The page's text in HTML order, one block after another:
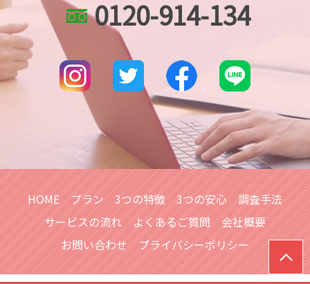
身辺調査 個人情報
婚前調査 目的
人探し 必要な情報
家出調査 人探し
人探し
復縁工作
探偵 人探し どこまで
人探し どこまで
さいたま新都心 浮気不倫調査
埼玉県 各種調査
川越 人探し
大宮公園 人探し
越谷市 浮気不倫調査
さいたま市 身辺調査
さいたま市 浮気不倫調査
越谷レイクタウン 浮気不倫調査
川口市 浮気不倫調査
川越市 浮気不倫調査
0120-914-134
HOME プラン 3つの特徴 3つの安心
調査手法
サービスの流れ
よくあるご質問
会社概要
お問い合わせ
プライバシーポリシー